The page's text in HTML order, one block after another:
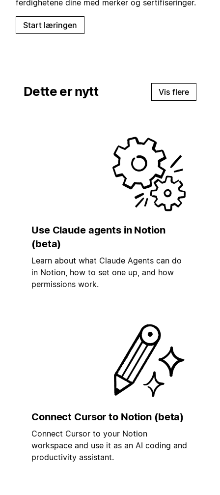
ferdighetene dine med merker og sertifiseringer.
Start læringen
Dette er nytt Vis flere
Use Claude agents in Notion
(beta)
Learn about what Claude Agents can do
in Notion, how to set one up, and how
permissions work.
Connect Cursor to Notion (beta)
Connect Cursor to your Notion
workspace and use it as an AI coding and
productivity assistant.